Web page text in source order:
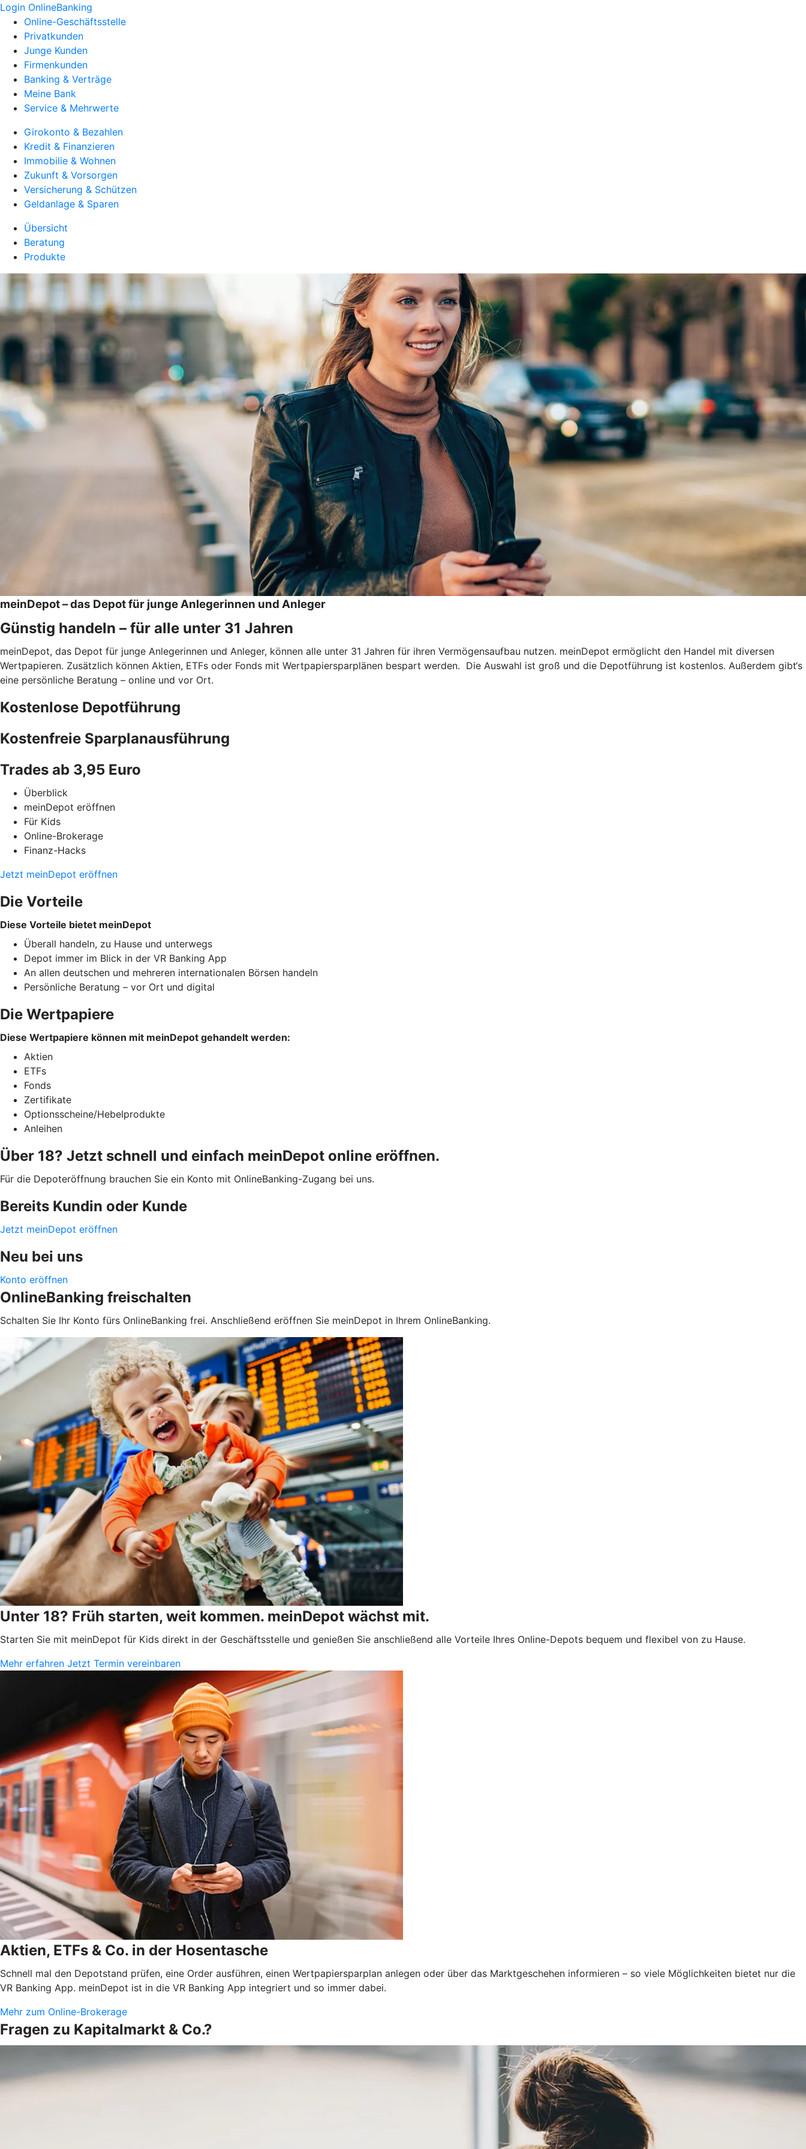
Login OnlineBanking
Online-Geschäftsstelle
Privatkunden
Junge Kunden
Firmenkunden
Banking & Verträge
Meine Bank
Service & Mehrwerte
Girokonto & Bezahlen
Kredit & Finanzieren
Immobilie & Wohnen
Zukunft & Vorsorgen
Versicherung & Schützen
Geldanlage & Sparen
Übersicht
Beratung
Produkte
meinDepot – das Depot für junge Anlegerinnen und Anleger
Günstig handeln – für alle unter 31 Jahren
meinDepot, das Depot für junge Anlegerinnen und Anleger, können alle unter 31 Jahren für ihren Vermögensaufbau nutzen. meinDepot ermöglicht den Handel mit diversen
Wertpapieren. Zusätzlich können Aktien, ETFs oder Fonds mit Wertpapiersparplänen bespart werden. Die Auswahl ist groß und die Depotführung ist kostenlos. Außerdem gibt‘s
eine persönliche Beratung – online und vor Ort.
Kostenlose Depotführung
Kostenfreie Sparplanausführung
Trades ab 3,95 Euro
Überblick
meinDepot eröffnen
Für Kids
Online-Brokerage
Finanz-Hacks
Jetzt meinDepot eröffnen
Die Vorteile
Diese Vorteile bietet meinDepot
Überall handeln, zu Hause und unterwegs
Depot immer im Blick in der VR Banking App
An allen deutschen und mehreren internationalen Börsen handeln
Persönliche Beratung – vor Ort und digital
Die Wertpapiere
Diese Wertpapiere können mit meinDepot gehandelt werden:
Aktien
ETFs
Fonds
Zertifikate
Optionsscheine/Hebelprodukte
Anleihen
Über 18? Jetzt schnell und einfach meinDepot online eröffnen.
Für die Depoteröffnung brauchen Sie ein Konto mit OnlineBanking-Zugang bei uns.
Bereits Kundin oder Kunde
Jetzt meinDepot eröffnen
Neu bei uns
Konto eröffnen
OnlineBanking freischalten
Schalten Sie Ihr Konto fürs OnlineBanking frei. Anschließend eröffnen Sie meinDepot in Ihrem OnlineBanking.
Unter 18? Früh starten, weit kommen. meinDepot wächst mit.
Starten Sie mit meinDepot für Kids direkt in der Geschäftsstelle und genießen Sie anschließend alle Vorteile Ihres Online-Depots bequem und flexibel von zu Hause.
Mehr erfahren Jetzt Termin vereinbaren
Aktien, ETFs & Co. in der Hosentasche
Schnell mal den Depotstand prüfen, eine Order ausführen, einen Wertpapiersparplan anlegen oder über das Marktgeschehen informieren – so viele Möglichkeiten bietet nur die
VR Banking App. meinDepot ist in die VR Banking App integriert und so immer dabei.
Mehr zum Online-Brokerage
Fragen zu Kapitalmarkt & Co.?